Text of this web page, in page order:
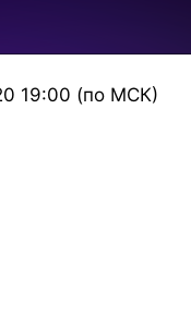
19:00 (по МСК)